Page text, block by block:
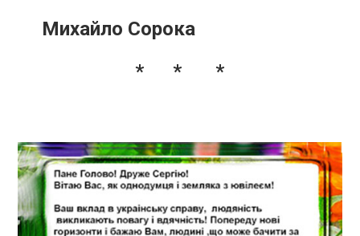
Михайло Сорока
* * *